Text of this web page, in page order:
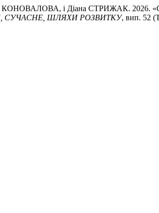
і Діана СТРИЖАК.
СУЧАСНЕ, ШЛЯХИ РОЗВИТКУ, вип. 52